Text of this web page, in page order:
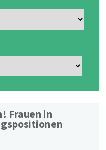
Frauen in